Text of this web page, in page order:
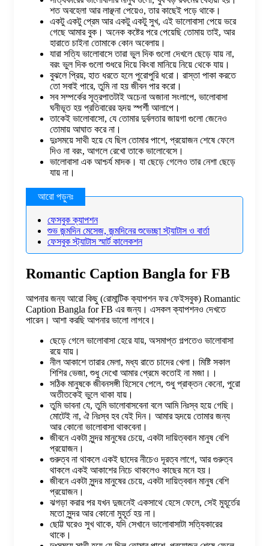
শত অবহেলা আর লাঞ্ছনা পেয়েও, তার কাছেই পড়ে থাকে।
একটু একটু প্রেম আর একটু একটু সুখ, এই ভালোবাসা পেয়ে ভরে
গেছে আমার বুক। অনেক কষ্টের পরে পেয়েছি তোমায় তাই, আর
হারাতে চাইনা তোমাকে কোন অবেলায়।
যারা সত্যি ভালোবাসে তারা ভুল দিক গুলো দেখলে ছেড়ে যায় না,
বরং ভুল দিক গুলো শুধরে দিয়ে কিংবা মানিয়ে নিয়ে থেকে যায়।
বুঝলে প্রিয়, হাত ধরতে হলে পুরোপুরি ধরো। রাস্তা পাকা করতে
তো সবাই পারে, তুমি না হয় জীবন পার করো।
সব সম্পর্কের সূত্রপাতটাই অচেনা অজানা সংলাপে, ভালোবাসা
ঘনীভূত হয় প্রতিবারের হৃদয় স্পর্শী আলাপে।
তাকেই ভালোবাসো, যে তোমার দুর্বলতার জায়গা গুলো জেনেও
তোমায় আঘাত করে না।
দুঃসময়ে সাথী হয়ে যে ছিল তোমার পাশে, প্রয়োজন শেষে ফেলে
দিও না বরং, আগলে রেখো তাকে ভালোবেসে।
ভালোবাসা এক আশ্চর্য মাদক। যা ছেড়ে গেলেও তার নেশা ছেড়ে
যায় না।
ফেসবুক ক্যাপশন
শুভ জন্মদিন মেসেজ, জন্মদিনের শুভেচ্ছা স্ট্যাটাস ও বার্তা
ফেসবুক স্ট্যাটাস স্মার্ট কালেকশন
Romantic Caption Bangla for FB
আপনার জন্য আরো কিছু (রোমান্টিক ক্যাপশন ফর ফেইসবুক) Romantic
Caption Bangla for FB এর জন্য। এসকল ক্যাপশনও দেখতে
পারেন। আশা করছি আপনার ভালো লাগবে।
ছেড়ে গেলে ভালোবাসা হেরে যায়, অসমাপ্ত গল্পতেও ভালোবাসা
রয়ে যায়।
নীল আকাশে তারার মেলা, মধ্য রাতে চাদের খেলা। মিষ্টি সকাল
শিশির ভেজা, শুধু দেখো আমার প্রেমে কতোই না মজা।।
সঠিক মানুষকে জীবনসঙ্গী হিসেবে পেলে, শুধু প্রাক্তন কেনো, পুরো
অতীতকেই ভুলে থাকা যায়।
তুমি ভাবনা যে, তুমি ভালোবাসবেনা বলে আমি নিঃস্ব হয়ে গেছি।
মোটেই না, ঐ নিঃস্ব হব যেই দিন। আমার হৃদয়ে তোমার জন্য
আর কোনো ভালোবাসা থাকবেনা।
জীবনে একটা সুন্দর মানুষের চেয়ে, একটা দায়িত্ববান মানুষ বেশি
প্রয়োজন।
গুরুত্ব না থাকলে একই ছাদের নীচেও দূরত্ব লাগে, আর গুরুত্ব
থাকলে একই আকাশের নিচে থাকলেও কাছের মনে হয়।
জীবনে একটা সুন্দর মানুষের চেয়ে, একটা দায়িত্ববান মানুষ বেশি
প্রয়োজন।
ঝগড়া করার পর যখন দুজনেই একসাথে হেসে ফেলে, সেই মুহূর্তের
মতো সুন্দর আর কোনো মুহূর্ত হয় না।
ছোট্ট ঘরেও সুখ থাকে, যদি সেখানে ভালোবাসাটা সত্যিকারের
থাকে।